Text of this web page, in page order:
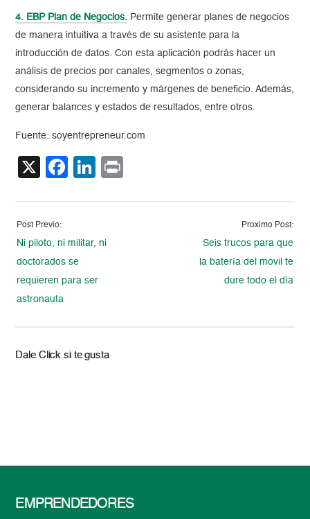
4. EBP Plan de Negocios. Permite generar planes de negocios
de manera intuitiva a través de su asistente para la
introducción de datos. Con esta aplicación podrás hacer un
análisis de precios por canales, segmentos o zonas,
considerando su incremento y márgenes de beneficio. Además,
generar balances y estados de resultados, entre otros.
Fuente: soyentrepreneur.com
X Facebook
LinkedIn
Post Previo:
Ni piloto, ni militar, ni
doctorados se
requieren para ser
astronauta
Proximo Post:
Seis trucos para que
la batería del móvil te
dure todo el día
Dale Click si te gusta
EMPRENDEDORES